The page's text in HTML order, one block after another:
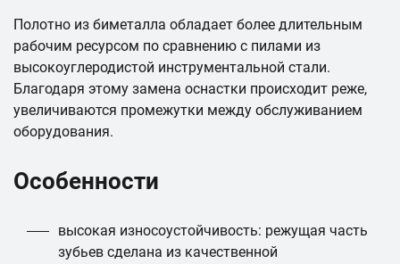
Полотно из биметалла обладает более длительным
рабочим ресурсом по сравнению с пилами из
высокоуглеродистой инструментальной стали.
Благодаря этому замена оснастки происходит реже,
увеличиваются промежутки между обслуживанием
оборудования.
Особенности
высокая износоустойчивость: режущая часть
зубьев сделана из качественной